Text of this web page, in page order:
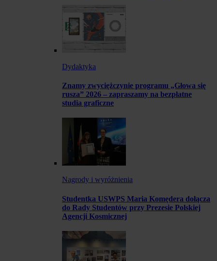
Dydaktyka
Znamy zwyciężczynie programu „Głowa się
rusza” 2026 – zapraszamy na bezpłatne
studia graficzne
Nagrody i wyróżnienia
Studentka USWPS Maria Komędera dołącza
do Rady Studentów przy Prezesie Polskiej
Agencji Kosmicznej